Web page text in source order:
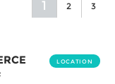
1 2 3
LOCATION